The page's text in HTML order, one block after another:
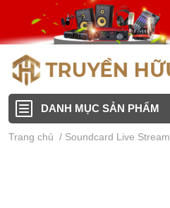
DANH MỤC SẢN PHẨM
Trang chủ / Soundcard Live Stream